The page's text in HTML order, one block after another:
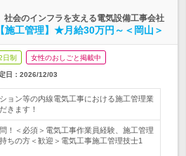
社会のインフラを支える電気設備工事会社
施工管理】★月給30万円～＜岡山＞
日制 女性のおしごと掲載中
日： 2026/12/03
ョン等の内線電気工事における施工管理業
きます！
！＜必須＞電気工事作業員経験、施工管理
ちの方＜歓迎＞電気工事施工管理技士1